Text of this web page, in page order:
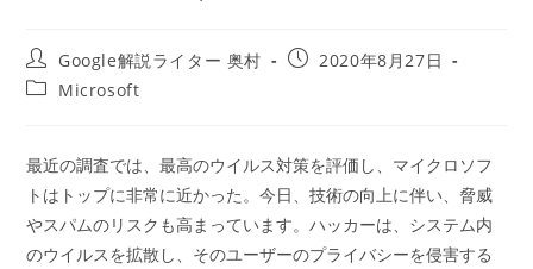
投
稿
者:
Google解説ライター 奥村
投
2020年8月27日
投
テ
ゴ
リ
ー:
Microsoft
最近の調査では、最高のウイルス対策を評価し、マイクロソフ
トはトップに非常に近かった。今日、技術の向上に伴い、脅威
やスパムのリスクも高まっています。ハッカーは、システム内
のウイルスを拡散し、そのユーザーのプライバシーを侵害する